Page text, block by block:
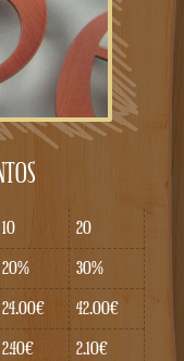
10
20
20%
30%
24.00€
42.00€
2.40€ 2.10€